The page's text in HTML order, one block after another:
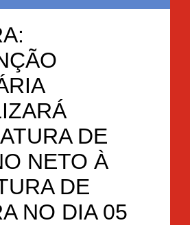
DE
NETO À
DE
NO DIA 05